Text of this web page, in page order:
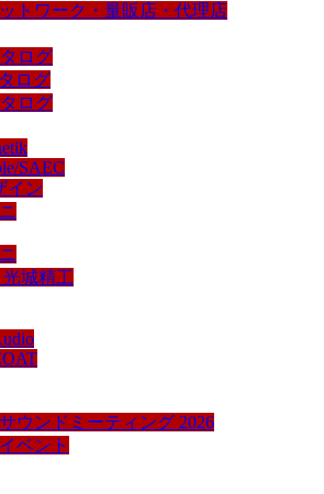
トワーク・量販店・代理店
ログ
ログ
ログ
SAEC
イン
城精工
ウンドミーティング 2026
ベント